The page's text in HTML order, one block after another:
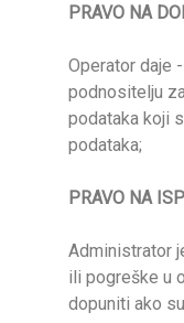
PRAVO NA
Operator daje
podnositelju
podataka koji
podataka;
PRAVO NA
Administrator
ili pogreške u
dopuniti ako